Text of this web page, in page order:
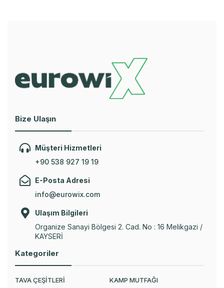
Bize Ulaşın
Müşteri Hizmetleri
+90 538 927 19 19
E-Posta Adresi
info@eurowix.com
Ulaşım Bilgileri
Organize Sanayi Bölgesi 2. Cad. No : 16 Melikgazi /
KAYSERİ
Kategoriler
TAVA ÇEŞİTLERİ
KAMP MUTFAĞI